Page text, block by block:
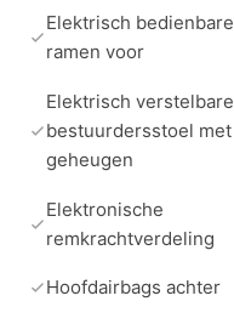
Elektrisch bedienbare
ramen voor
Elektrisch verstelbare
bestuurdersstoel met
geheugen
Elektronische
remkrachtverdeling
Hoofdairbags achter